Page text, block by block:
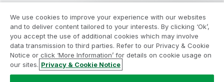
Şimdi sohbet et
Yasal sözleşmeler
Ürün Koşulları
Legal Policies
Legal Policies
Kullanım koşulları
Ticari markalar
Do Not Share My Info
We use cookies to improve your experience with our websites
and to deliver content tailored to your interests. By clicking ‘Ok’,
you accept the use of additional cookies which may involve
data transmission to third parties. Refer to our Privacy & Cookie
Notice or click ‘More Information’ for details on cookie usage on
our sites. Privacy & Cookie Notice